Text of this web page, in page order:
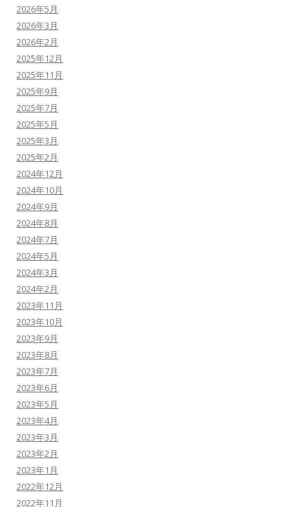
2026年5月
2026年3月
2026年2月
2025年12月
2025年11月
2025年9月
2025年7月
2025年5月
2025年3月
2025年2月
2024年12月
2024年10月
2024年9月
2024年8月
2024年7月
2024年5月
2024年3月
2024年2月
2023年11月
2023年10月
2023年9月
2023年8月
2023年7月
2023年6月
2023年5月
2023年4月
2023年3月
2023年2月
2023年1月
2022年12月
2022年11月